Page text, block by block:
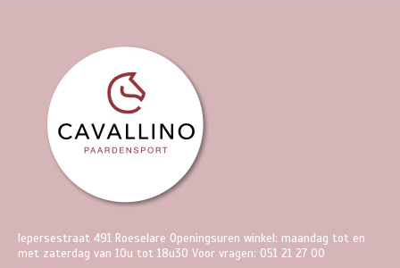
Iepersestraat 491 Roeselare Openingsuren winkel: maandag tot en
met zaterdag van 10u tot 18u30 Voor vragen: 051 21 27 00